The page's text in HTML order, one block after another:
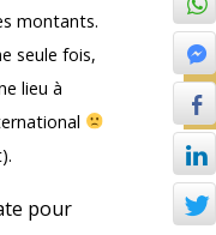
montants.
seule fois,
lieu à
pour